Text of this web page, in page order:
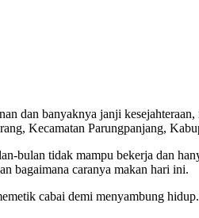
dan banyaknya janji
Kecamatan Parungpanjang,
bulan tidak mampu bekerja dan
bagaimana caranya makan hari ini.
cabai demi menyambung